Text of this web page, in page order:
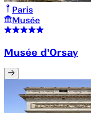
Paris
Musée
Musée d'Orsay